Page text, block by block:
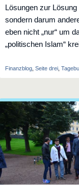
Lösungen zur
sondern darum
eben nicht „nur“ um
„politischen Islam“
Finanzblog Seite drei